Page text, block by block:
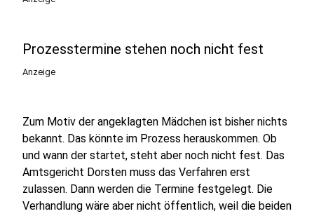
Prozesstermine stehen noch nicht fest
Anzeige
Zum Motiv der angeklagten Mädchen ist bisher nichts
bekannt. Das könnte im Prozess herauskommen. Ob
und wann der startet, steht aber noch nicht fest. Das
Amtsgericht Dorsten muss das Verfahren erst
zulassen. Dann werden die Termine festgelegt. Die
Verhandlung wäre aber nicht öffentlich, weil die beiden